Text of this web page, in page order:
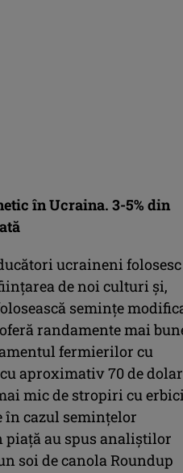
în Ucraina. 3-5% din
ucraineni folosesc
de noi culturi și,
semințe
randamente mai
fermierilor cu
aproximativ 70 de
mic de stropiri cu
în cazul semințelor
piață au spus analiștilor
soi de canola Roundup